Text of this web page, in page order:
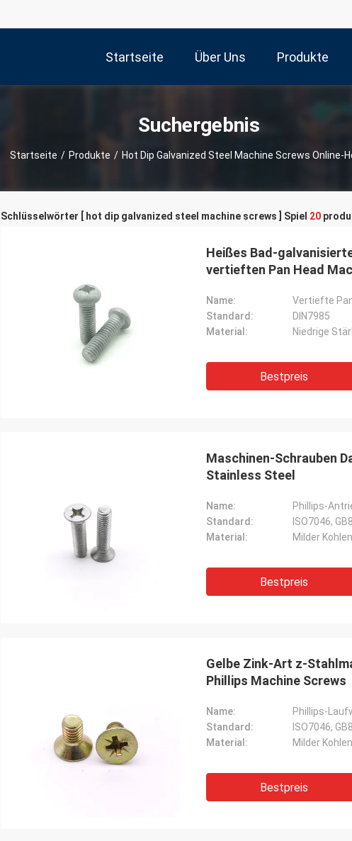
Startseite Über Uns Produkte
Suchergebnis
Startseite / Produkte / Hot Dip Galvanized Steel Machine Screws Online-
Schlüsselwörter [ hot dip galvanized steel machine screws ] Spiel 20
Heißes Bad-
vertieften Pan Head
Name:
Vertiefte
Standard:
DIN7985
Material:
Niedrige
Bestpreis
Maschinen-Schrauben
Stainless Steel
Name:
Phillips-
Standard:
ISO7046,
Material:
Milder
Bestpreis
Gelbe Zink-Art z-
Phillips Machine Screws
Name:
Phillips-
Standard:
ISO7046,
Material:
Milder
Bestpreis